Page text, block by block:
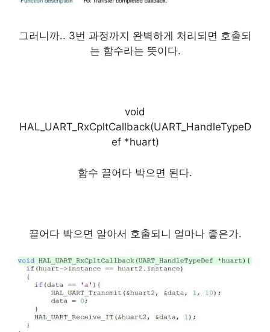
그러니까.. 3번 과정까지 완벽하게 처리되면 호출되
는 함수라는 뜻이다.
void
HAL_UART_RxCpltCallback(UART_HandleTypeD
ef *huart)
함수 끌어다 박으면 된다.
끌어다 박으면 알아서 호출되니 얼마나 좋은가.